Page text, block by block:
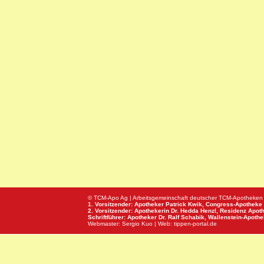
© TCM-Apo Ag | Arbeitsgemeinschaft deutscher TCM-Apotheken
1. Vorsitzender: Apotheker Patrick Kwik, Congress-Apotheke
2. Vorsitzender: Apothekerin Dr. Hedda Henzl, Residenz
Schriftführer: Apotheker Dr. Ralf Schabik, Wallenstein-
Webmaster: Sergio Kuo | Web: tippen-portal.de